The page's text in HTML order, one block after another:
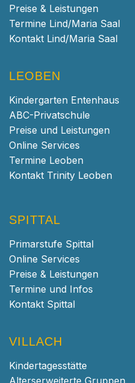
Preise & Leistungen
Termine Lind/Maria Saal
Kontakt Lind/Maria Saal
LEOBEN
Kindergarten Entenhaus
ABC-Privatschule
Preise und Leistungen
Online Services
Termine Leoben
Kontakt Trinity Leoben
SPITTAL
Primarstufe Spittal
Online Services
Preise & Leistungen
Termine und Infos
Kontakt Spittal
VILLACH
Kindertagesstätte
Alterserweiterte Gruppen